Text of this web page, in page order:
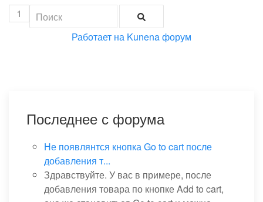
1
Работает на Kunena форум
Последнее с форума
Не появлянтся кнопка Go to cart после
добавления т...
Здравствуйте. У вас в примере, после
добавления товара по кнопке Add to cart,